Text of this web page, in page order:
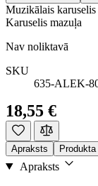
Muzikālais
Karuselis mazuļa
Nav noliktavā
SKU
635-ALEK-
18,55 €
Apraksts
Apraksts